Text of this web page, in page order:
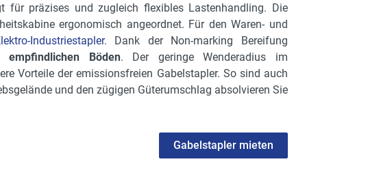
für präzises und zugleich flexibles Lastenhandling. Die
ergonomisch angeordnet. Für den Waren- und
Industriestapler. Dank der Non-marking Bereifung
Böden. Der geringe Wenderadius im
Vorteile der emissionsfreien Gabelstapler. So sind auch
und den zügigen Güterumschlag absolvieren Sie
Gabelstapler mieten